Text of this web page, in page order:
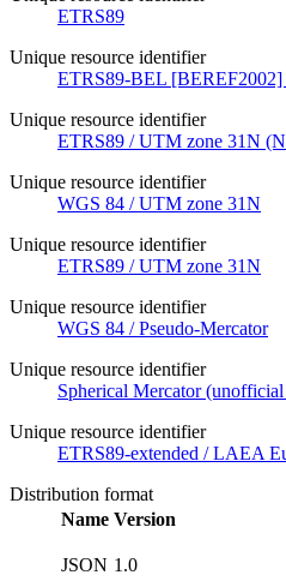
ETRS89
Unique resource identifier
ETRS89-BEL [BEREF2002]
Unique resource identifier
ETRS89 / UTM zone 31N
Unique resource identifier
WGS 84 / UTM zone 31N
Unique resource identifier
ETRS89 / UTM zone 31N
Unique resource identifier
WGS 84 / Pseudo-Mercator
Unique resource identifier
Spherical Mercator
Unique resource identifier
ETRS89-extended / LAEA
Distribution format
Name Version
JSON 1.0